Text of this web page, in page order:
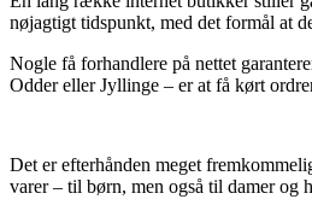
nøjagtigt tidspunkt, med det formål at
Nogle få forhandlere på nettet
Odder eller Jyllinge – er at få kørt
Det er efterhånden meget
varer – til børn, men også til damer og